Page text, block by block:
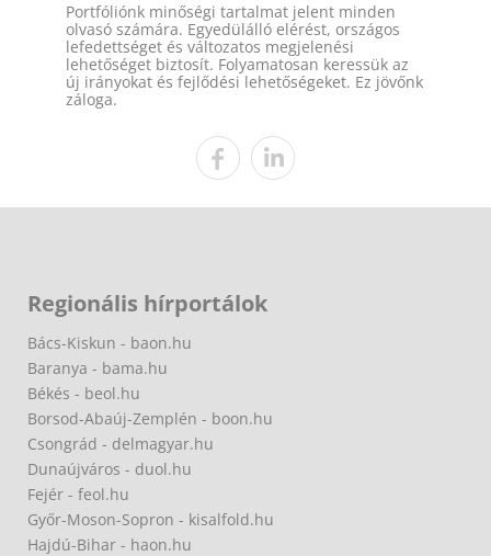
Portfóliónk minőségi tartalmat jelent minden
olvasó számára. Egyedülálló elérést, országos
lefedettséget és változatos megjelenési
lehetőséget biztosít. Folyamatosan keressük az
új irányokat és fejlődési lehetőségeket. Ez jövőnk
záloga.
Regionális hírportálok
Bács-Kiskun - baon.hu
Baranya - bama.hu
Békés - beol.hu
Borsod-Abaúj-Zemplén - boon.hu
Csongrád - delmagyar.hu
Dunaújváros - duol.hu
Fejér - feol.hu
Győr-Moson-Sopron - kisalfold.hu
Hajdú-Bihar - haon.hu